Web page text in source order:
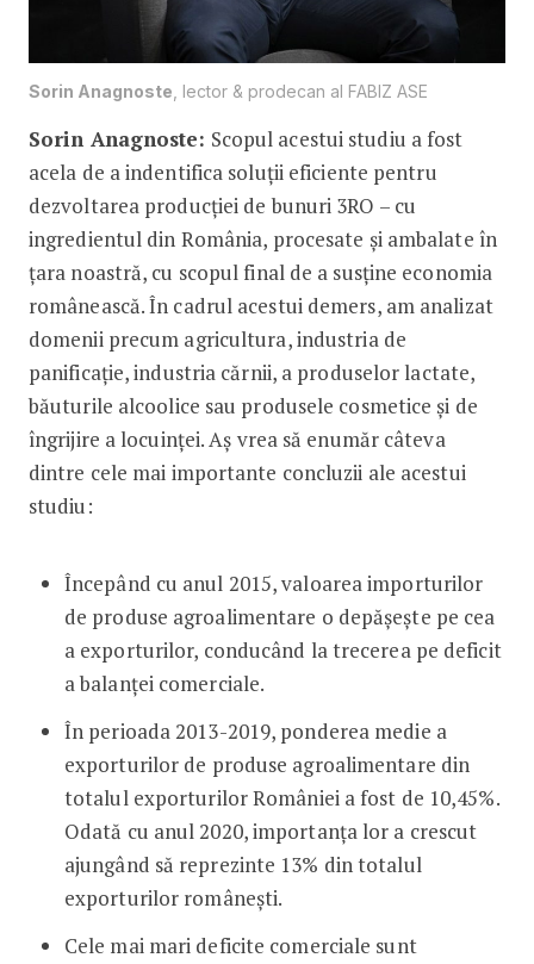
Sorin Anagnoste, lector & prodecan al FABIZ ASE
Sorin Anagnoste: Scopul acestui studiu a fost
acela de a indentifica soluții eficiente pentru
dezvoltarea producției de bunuri 3RO – cu
ingredientul din România, procesate și ambalate în
țara noastră, cu scopul final de a susține economia
românească. În cadrul acestui demers, am analizat
domenii precum agricultura, industria de
panificație, industria cărnii, a produselor lactate,
băuturile alcoolice sau produsele cosmetice și de
îngrijire a locuinței. Aș vrea să enumăr câteva
dintre cele mai importante concluzii ale acestui
studiu:
Începând cu anul 2015, valoarea importurilor
de produse agroalimentare o depășește pe cea
a exporturilor, conducând la trecerea pe deficit
a balanței comerciale.
În perioada 2013-2019, ponderea medie a
exporturilor de produse agroalimentare din
totalul exporturilor României a fost de 10,45%.
Odată cu anul 2020, importanța lor a crescut
ajungând să reprezinte 13% din totalul
exporturilor românești.
Cele mai mari deficite comerciale sunt